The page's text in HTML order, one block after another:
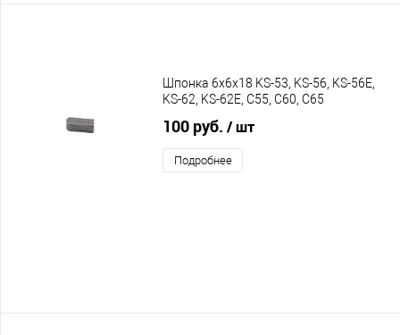
Шпонка 6х6х18 KS-53, KS-56, KS-56E,
KS-62, KS-62E, C55, C60, C65
100 руб. / шт
Подробнее